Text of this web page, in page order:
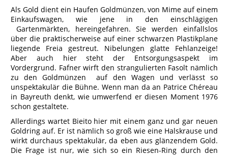
Als Gold dient ein Haufen Goldmünzen, von Mime auf einem
Einkaufswagen, wie jene in den einschlägigen
Gartenmärkten, hereingefahren. Sie werden einfallslos
über die praktischerweise auf einer schwarzen Plastikplane
liegende Freia gestreut. Nibelungen glatte Fehlanzeige!
Aber auch hier steht der Entsorgungsaspekt im
Vordergrund. Fafner wirft den strangulierten Fasolt nämlich
zu den Goldmünzen auf den Wagen und verlässt so
unspektakulär die Bühne. Wenn man da an Patrice Chéreau
in Bayreuth denkt, wie umwerfend er diesen Moment 1976
schon gestaltete.
Allerdings wartet Bieito hier mit einem ganz und gar neuen
Goldring auf. Er ist nämlich so groß wie eine Halskrause und
wirkt durchaus spektakulär, da eben aus glänzendem Gold.
Die Frage ist nur, wie sich so ein Riesen-Ring durch den